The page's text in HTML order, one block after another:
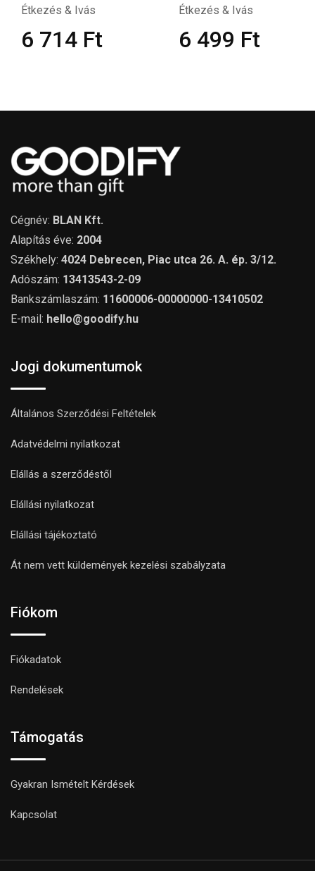
Étkezés & Ivás
6 714 Ft
Étkezés & Ivás
6 499 Ft
Cégnév: BLAN Kft.
Alapítás éve: 2004
Székhely: 4024 Debrecen, Piac utca 26. A. ép. 3/12.
Adószám: 13413543-2-09
Bankszámlaszám: 11600006-00000000-13410502
E-mail: hello@goodify.hu
Jogi dokumentumok
Általános Szerződési Feltételek
Adatvédelmi nyilatkozat
Elállás a szerződéstől
Elállási nyilatkozat
Elállási tájékoztató
Át nem vett küldemények kezelési szabályzata
Fiókom
Fiókadatok
Rendelések
Támogatás
Gyakran Ismételt Kérdések
Kapcsolat